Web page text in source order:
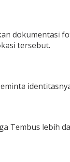
dokumentasi
tersebut.
Tembus lebih